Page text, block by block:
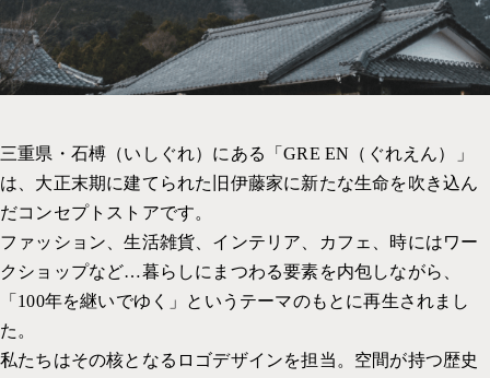
コーポレートサイト
WEBデザイン
グラフィックデザイン
パッケージデザイン
インタラクティブコンテンツ
メディア運用
イベント
PP
考えかた
三重県・石榑（いしぐれ）にある「GRE EN（ぐれえん）」
は、大正末期に建てられた旧伊藤家に新たな生命を吹き込ん
だコンセプトストアです。
ファッション、生活雑貨、インテリア、カフェ、時にはワー
クショップなど…暮らしにまつわる要素を内包しながら、
「100年を継いでゆく」というテーマのもとに再生されまし
た。
私たちはその核となるロゴデザインを担当。空間が持つ歴史